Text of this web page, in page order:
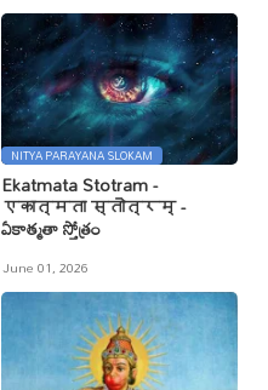
NITYA PARAYANA SLOKAM
Ekatmata Stotram -
एकात्मता स्तोत्रम् -
ఏకాత్మతా స్తోత్రం
June 01, 2026